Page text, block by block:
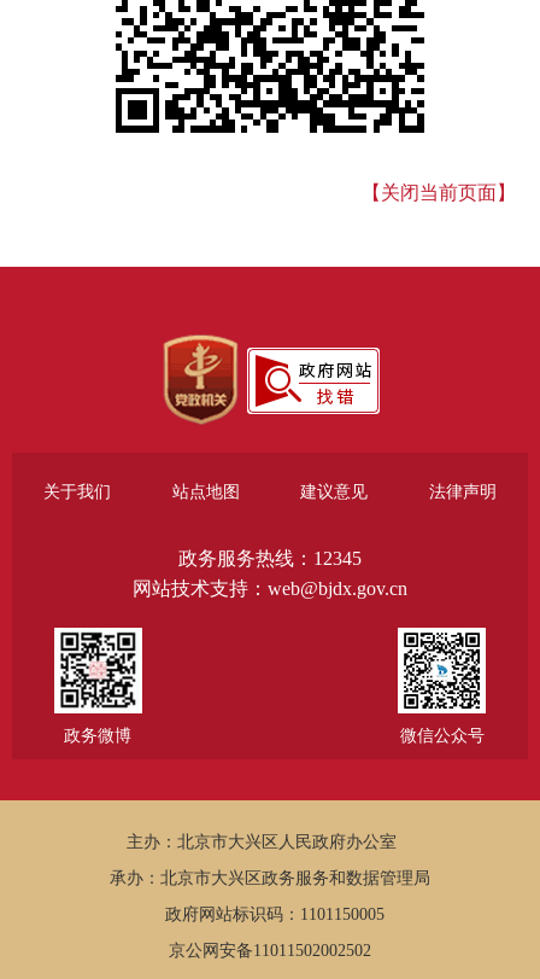
【关闭当前页面】
关于我们 站点地图 建议意见 法律声明
政务服务热线：12345
网站技术支持：web@bjdx.gov.cn
政务微博 微信公众号
主办：北京市大兴区人民政府办公室
承办：北京市大兴区政务服务和数据管理局
政府网站标识码：1101150005
京公网安备11011502002502